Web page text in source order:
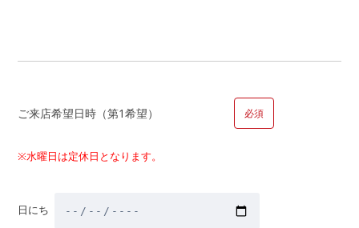
ご来店希望日時（第1希望） 必須
※水曜日は定休日となります。
日にち
補助金はどのくらいもらえるの?
その他